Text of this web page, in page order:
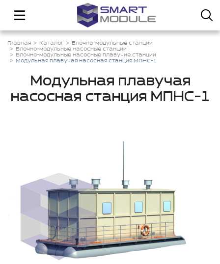
Главная Каталог
Блочно-модульные станции
Блочно-модульные насосные станции
Блочно-модульные насосные плавучие станции
Модульная плавучая насосная станция МПНС-1
Модульная плавучая
насосная станция МПНС-1